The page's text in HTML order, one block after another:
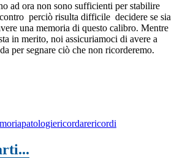
ad ora non sono sufficienti per stabilire
perciò risulta difficile decidere se sia
una memoria di questo calibro. Mentre
in merito, noi assicuriamoci di avere a
per segnare ciò che non ricorderemo.
patologiericordarericordi